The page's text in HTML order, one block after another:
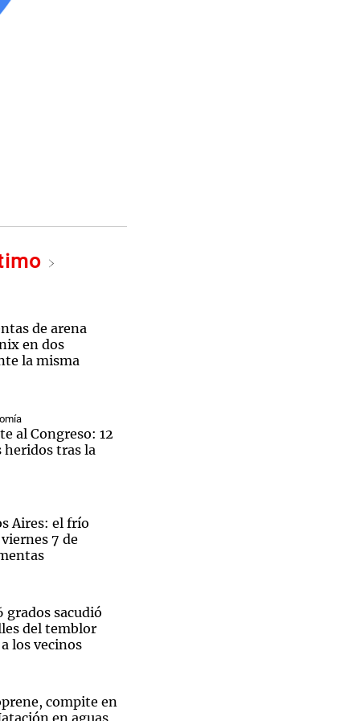
de arena
en dos
la misma
al Congreso: 12
heridos tras la
Aires: el frío
7 de
grados sacudió
del temblor
los vecinos
compite en
en aguas